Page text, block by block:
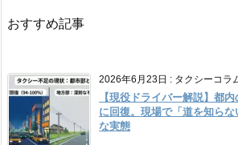
おすすめ記事
2026年6月23日 : タクシーコラ
【現役ドライバー解説】都
に回復。現場で「道を知ら
な実態